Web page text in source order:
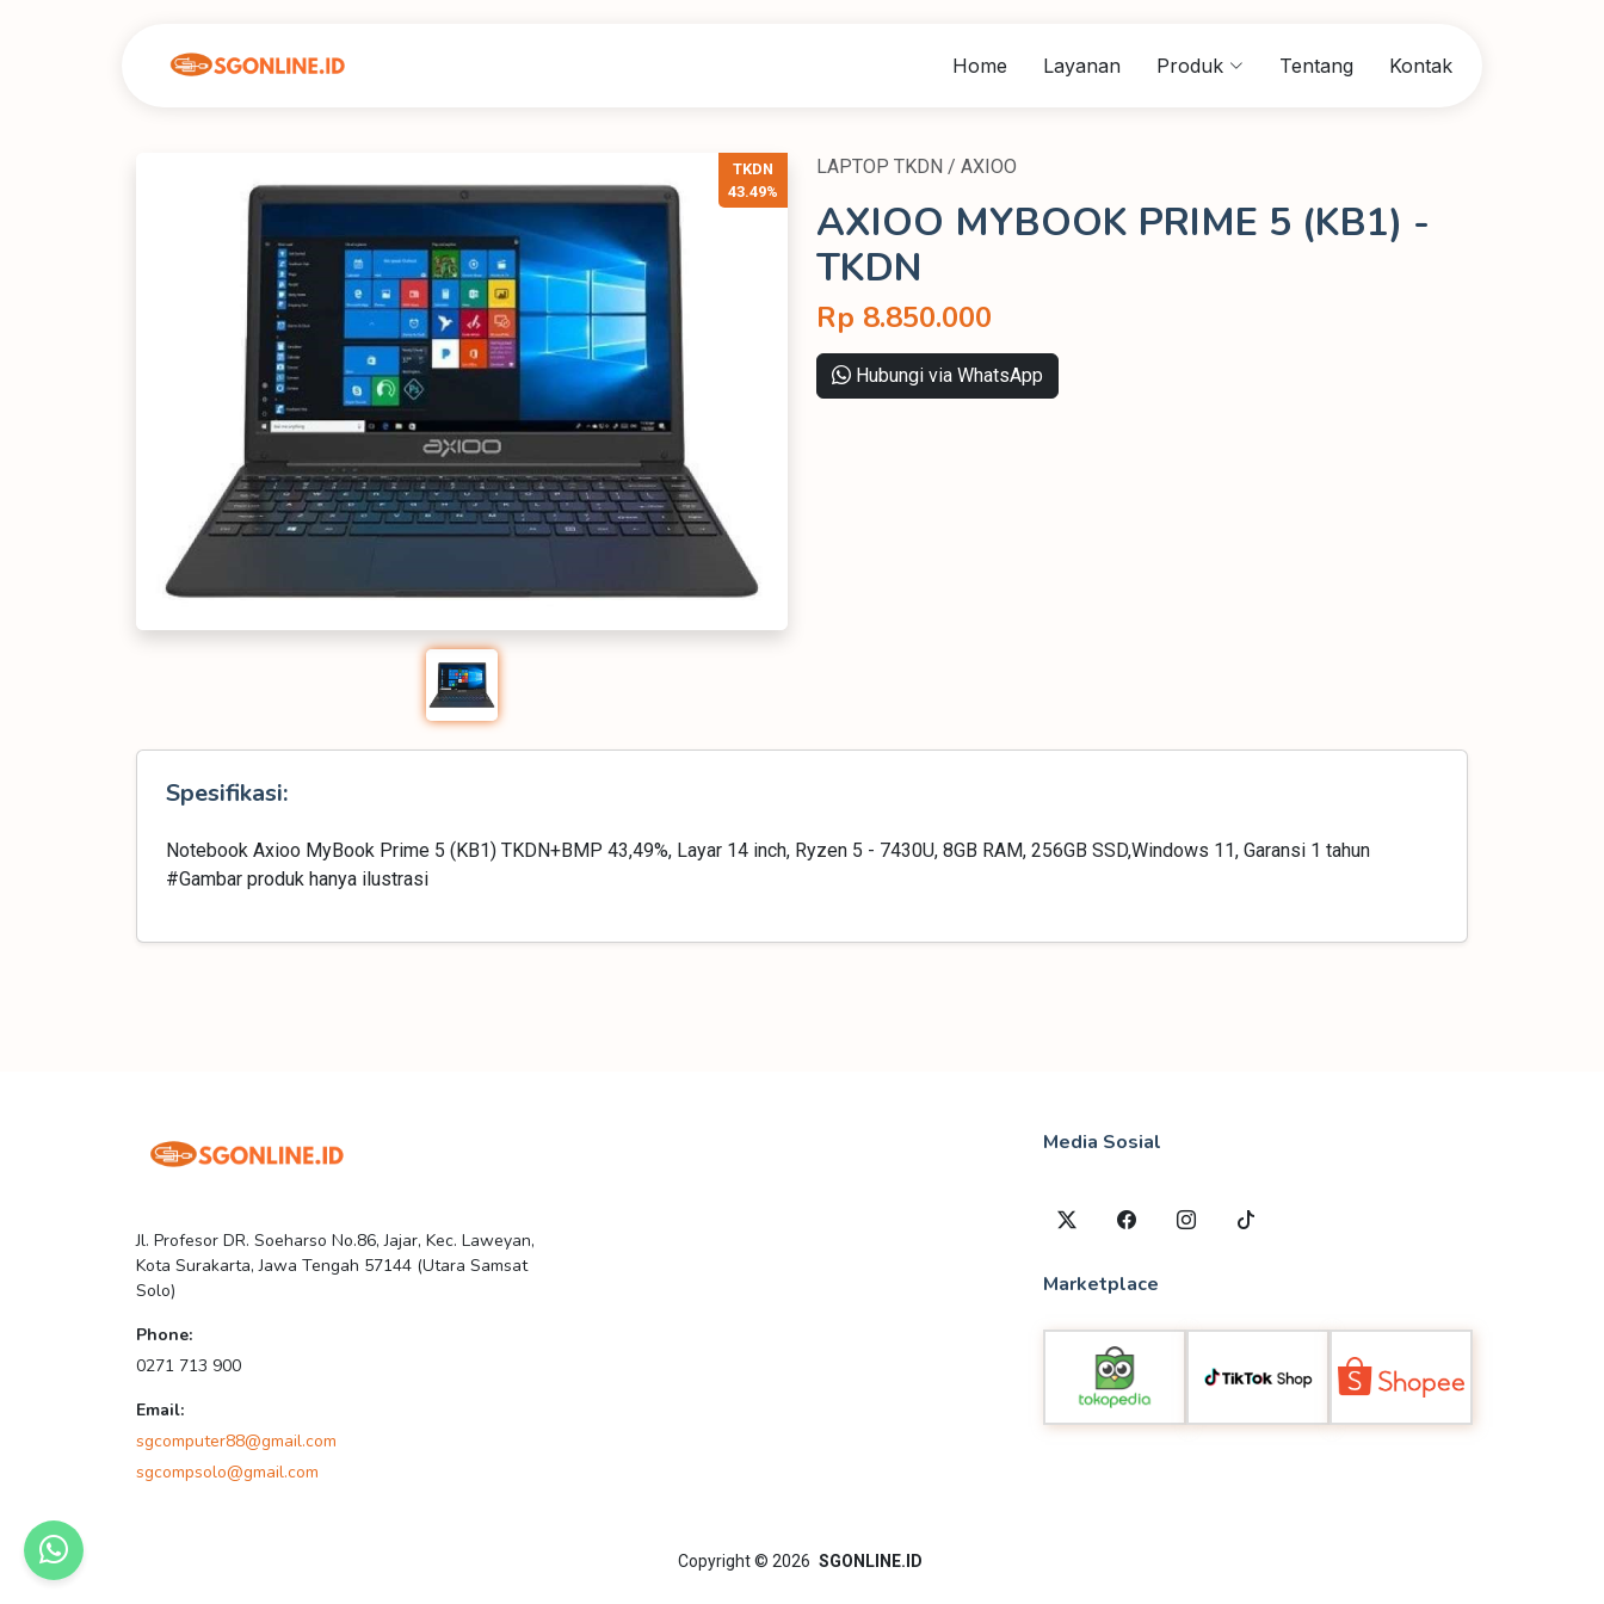
Home Layanan Produk Tentang Kontak
TKDN
43.49%
LAPTOP TKDN / AXIOO
AXIOO MYBOOK PRIME 5 (KB1) -
TKDN
Rp 8.850.000
Hubungi via WhatsApp
Spesifikasi:
Notebook Axioo MyBook Prime 5 (KB1) TKDN+BMP 43,49%, Layar 14 inch, Ryzen 5 - 7430U, 8GB RAM, 256GB SSD,Windows 11, Garansi 1 tahun
#Gambar produk hanya ilustrasi
Jl. Profesor DR. Soeharso No.86, Jajar, Kec. Laweyan,
Kota Surakarta, Jawa Tengah 57144 (Utara Samsat
Solo)
Phone:
0271 713 900
Email:
sgcomputer88@gmail.com
sgcompsolo@gmail.com
Media Sosial
Marketplace
Copyright© 2026 SGONLINE.ID